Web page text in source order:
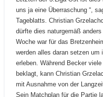
uns ja eine Überraschung “,
Tageblatts. Christian
dürfte dies naturgemäß
Woche war für das
werden alles daran setzen um
erleben. Während Becker
beklagt, kann Christian
mit Ausnahme von der
Sein Matchplan für die Partie